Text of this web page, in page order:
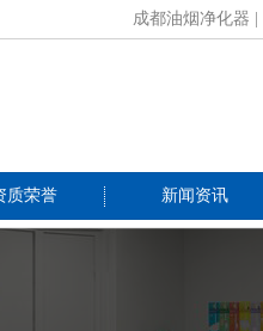
成都油烟净化器
质荣誉 新闻资讯